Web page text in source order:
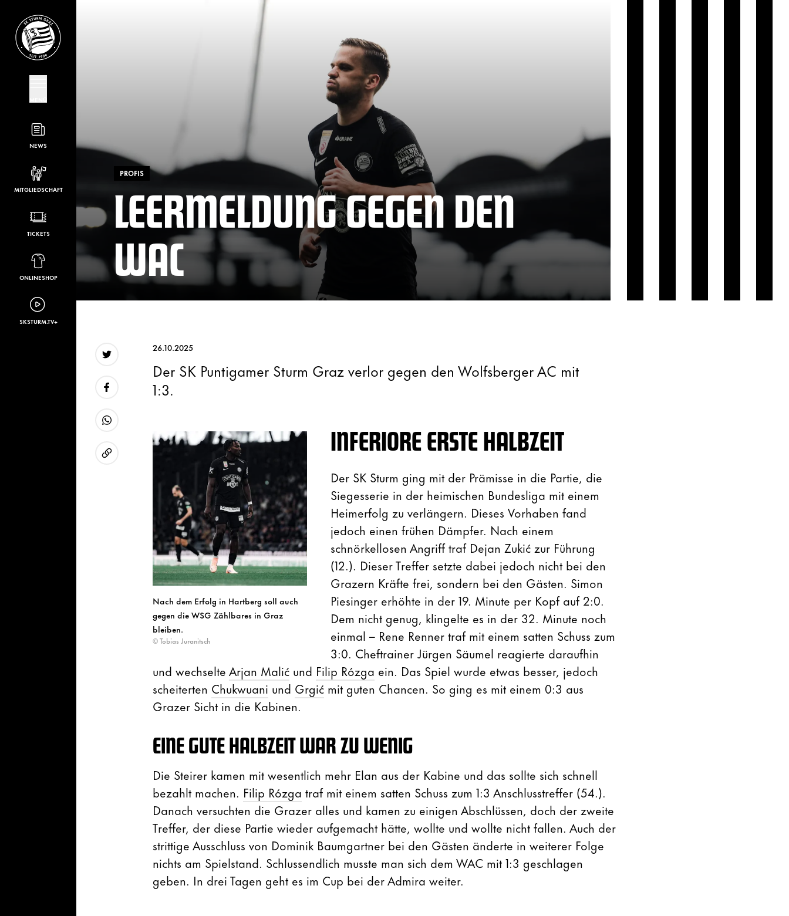
NEWS
MITGLIEDSCHAFT
TICKETS
ONLINESHOP
SKSTURM.TV+
PROFIS
LEERMELDUNG GEGEN DEN
WAC
26.10.2025
Der SK Puntigamer Sturm Graz verlor gegen den Wolfsberger AC mit
1:3.
Nach dem Erfolg in Hartberg soll auch
gegen die WSG Zählbares in Graz
bleiben.
© Tobias Juranitsch
INFERIORE ERSTE HALBZEIT
Der SK Sturm ging mit der Prämisse in die Partie, die
Siegesserie in der heimischen Bundesliga mit einem
Heimerfolg zu verlängern. Dieses Vorhaben fand
jedoch einen frühen Dämpfer. Nach einem
schnörkellosen Angriff traf Dejan Zukić zur Führung
(12.). Dieser Treffer setzte dabei jedoch nicht bei den
Grazern Kräfte frei, sondern bei den Gästen. Simon
Piesinger erhöhte in der 19. Minute per Kopf auf 2:0.
Dem nicht genug, klingelte es in der 32. Minute noch
einmal – Rene Renner traf mit einem satten Schuss zum
3:0. Cheftrainer Jürgen Säumel reagierte daraufhin
und wechselteArjan Malićund Filip Rózga ein. Das Spiel wurde etwas besser, jedoch
scheiterten Chukwuani und Grgićmit guten Chancen. So ging es mit einem 0:3 aus
Grazer Sicht in die Kabinen.
EINE GUTE HALBZEIT WAR ZU WENIG
Die Steirer kamen mit wesentlich mehr Elan aus der Kabine und das sollte sich schnell
bezahlt machen. Filip Rózga traf mit einem satten Schuss zum 1:3 Anschlusstreffer (54.).
Danach versuchten die Grazer alles und kamen zu einigen Abschlüssen, doch der zweite
Treffer, der diese Partie wieder aufgemacht hätte, wollte und wollte nicht fallen. Auch der
strittige Ausschluss von Dominik Baumgartner bei den Gästen änderte in weiterer Folge
nichts am Spielstand. Schlussendlich musste man sich dem WAC mit 1:3 geschlagen
geben. In drei Tagen geht es im Cup bei der Admira weiter.